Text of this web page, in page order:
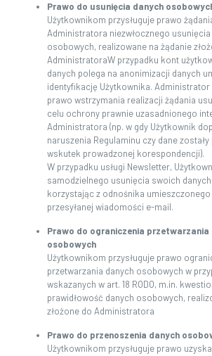
Prawo do usunięcia danych
Użytkownikom przysługuje prawo
Administratora niezwłocznego usunięcia
osobowych, realizowane na żądanie
AdministratoraW przypadku kont
danych polega na anonimizacji danych
identyfikację Użytkownika.
prawo wstrzymania realizacji żądania
celu ochrony prawnie uzasadnionego
Administratora (np. w gdy Użytkownik
naruszenia Regulaminu czy dane
wskutek prowadzonej korespondencji).
W przypadku usługi Newsletter,
samodzielnego usunięcia swoich
korzystając z odnośnika umieszczonego
przesyłanej wiadomości e-mail.
Prawo do ograniczenia przetwarzania
osobowych
Użytkownikom przysługuje prawo
przetwarzania danych osobowych w
wskazanych w art. 18 RODO, m.in.
prawidłowość danych osobowych,
złożone do Administratora
Prawo do przenoszenia danych
Użytkownikom przysługuje prawo